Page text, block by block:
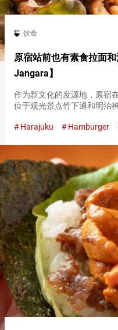
饮食
原宿站前也有素食拉面
Jangara】
作为新文化的发源地，原宿
位于观光景点竹下通和明治
Burger）』 １,３５０日元
Harajuku Hamburger